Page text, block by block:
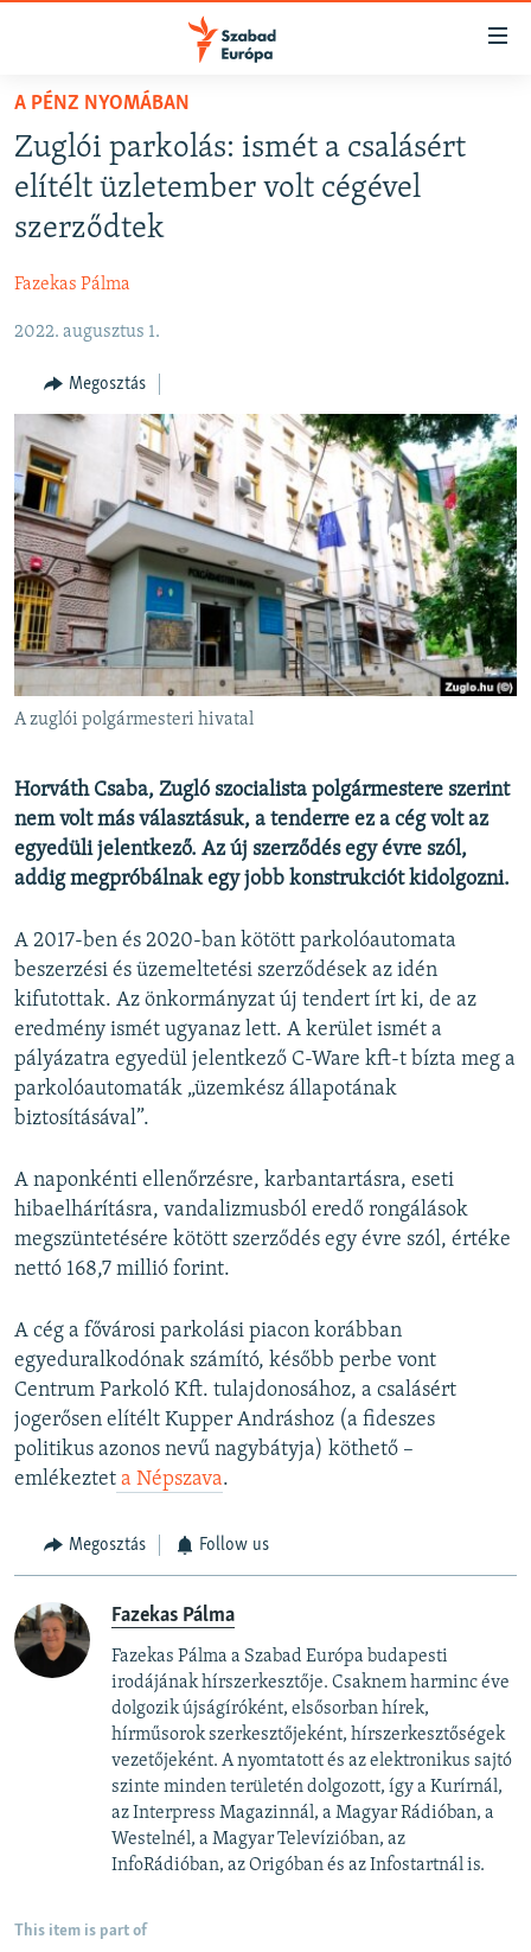
Akadálymentes
Ugrás
fő
oldalra
tartalomjegyzékre
NAPIRENDEN
AKTUÁLIS
PODCASTOK
ELEMZŐ
NER15
SZABADON
TÁRSADALOM
DEMOKRÁCIA
A PÉNZ NYOMÁBAN
EURÓPAI UNIÓ
VILÁG
KLÍMAVÁLTOZÁS
A MÚLT TANULSÁGAI
Valamennyi RFE/RL weboldal
A PÉNZ NYOMÁBAN
Zuglói parkolás: ismét a csalásért
elítélt üzletember volt cégével
szerződtek
Fazekas Pálma
2022. augusztus 1.
Megosztás
A zuglói polgármesteri hivatal
Horváth Csaba, Zugló szocialista polgármestere szerint
nem volt más választásuk, a tenderre ez a cég volt az
egyedüli jelentkező. Az új szerződés egy évre szól,
addig megpróbálnak egy jobb konstrukciót kidolgozni.
A 2017-ben és 2020-ban kötött parkolóautomata
beszerzési és üzemeltetési szerződések az idén
kifutottak. Az önkormányzat új tendert írt ki, de az
eredmény ismét ugyanaz lett. A kerület ismét a
pályázatra egyedül jelentkező C-Ware kft-t bízta meg a
parkolóautomaták „üzemkész állapotának
biztosításával”.
A naponkénti ellenőrzésre, karbantartásra, eseti
hibaelhárításra, vandalizmusból eredő rongálások
megszüntetésére kötött szerződés egy évre szól, értéke
nettó 168,7 millió forint.
A cég a fővárosi parkolási piacon korábban
egyeduralkodónak számító, később perbe vont
Centrum Parkoló Kft. tulajdonosához, a csalásért
jogerősen elítélt Kupper Andráshoz (a fideszes
politikus azonos nevű nagybátyja) köthető –
emlékeztet a Népszava.
Megosztás Follow us
Fazekas Pálma
Fazekas Pálma a Szabad Európa budapesti
irodájának hírszerkesztője. Csaknem harminc éve
dolgozik újságíróként, elsősorban hírek,
hírműsorok szerkesztőjeként, hírszerkesztőségek
vezetőjeként. A nyomtatott és az elektronikus sajtó
szinte minden területén dolgozott, így a Kurírnál,
az Interpress Magazinnál, a Magyar Rádióban, a
Westelnél, a Magyar Televízióban, az
InfoRádióban, az Origóban és az Infostartnál is.
This item is part of
FELIRATKOZÁS